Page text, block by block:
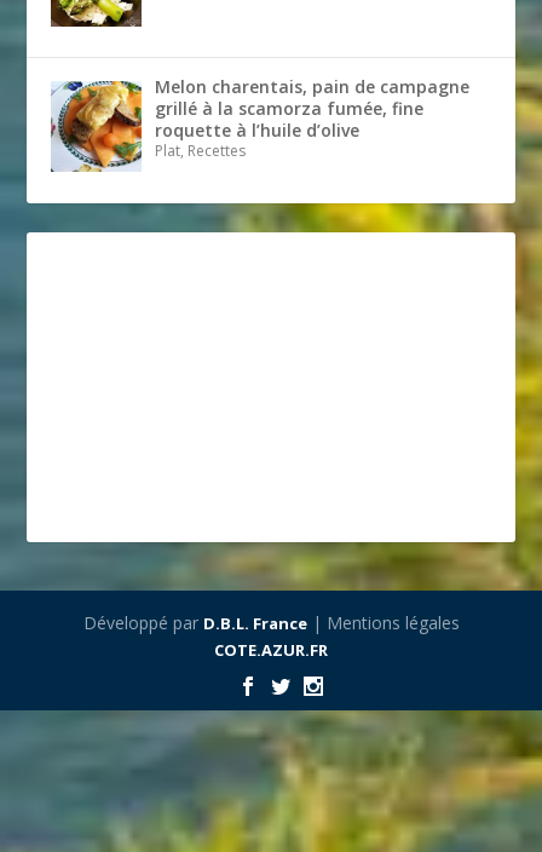
Melon charentais, pain de campagne
grillé à la scamorza fumée, fine
roquette à l’huile d’olive
Plat, Recettes
Développé par D.B.L. France| Mentions légales
COTE.AZUR.FR